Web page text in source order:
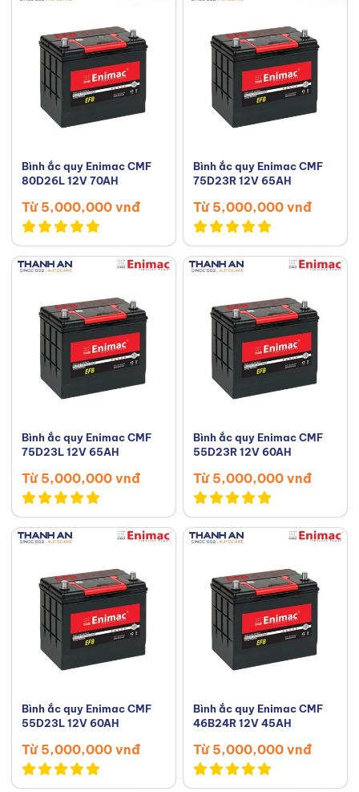
Bình ắc quy Enimac CMF
80D26L 12V 70AH
Từ 5,000,000 vnđ
Bình ắc quy Enimac CMF
75D23R 12V 65AH
Từ 5,000,000 vnđ
Bình ắc quy Enimac CMF
75D23L 12V 65AH
Từ 5,000,000 vnđ
Bình ắc quy Enimac CMF
55D23R 12V 60AH
Từ 5,000,000 vnđ
Bình ắc quy Enimac CMF
55D23L 12V 60AH
Từ 5,000,000 vnđ
Bình ắc quy Enimac CMF
46B24R 12V 45AH
Từ 5,000,000 vnđ